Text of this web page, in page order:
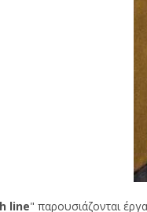
line" παρουσιάζονται